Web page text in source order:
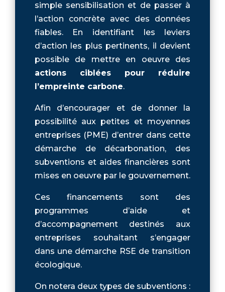
simple sensibilisation et de passer à
l’action concrète avec des données
fiables. En identifiant les leviers
d’action les plus pertinents, il devient
possible de mettre en oeuvre des
actions ciblées pour réduire
l’empreinte carbone.
Afin d’encourager et de donner la
possibilité aux petites et moyennes
entreprises (PME) d’entrer dans cette
démarche de décarbonation, des
subventions et aides financières sont
mises en oeuvre par le gouvernement.
Ces financements sont des
programmes d’aide et
d’accompagnement destinés aux
entreprises souhaitant s’engager
dans une démarche RSE de transition
écologique.
On notera deux types de subventions :